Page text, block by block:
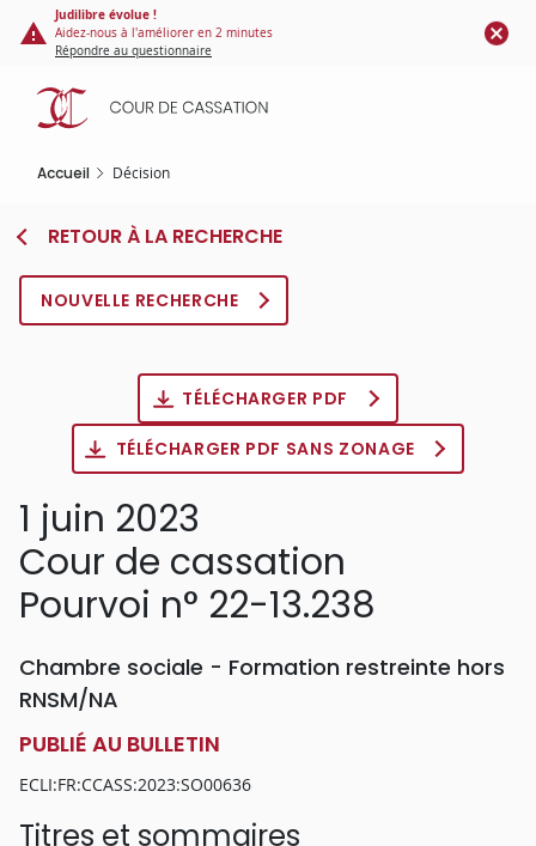
Panneau de gestion des cookies
contenu
principal
Judilibre évolue !
Aidez-nous à l'améliorer en 2 minutes
Répondre au questionnaire
Accueil Décision
RETOUR À LA RECHERCHE
NOUVELLE RECHERCHE
TÉLÉCHARGER PDF
TÉLÉCHARGER PDF SANS ZONAGE
1 juin 2023
Cour de cassation
Pourvoi n° 22-13.238
Chambre sociale - Formation restreinte hors
RNSM/NA
PUBLIÉ AU BULLETIN
ECLI:FR:CCASS:2023:SO00636
Titres et sommaires